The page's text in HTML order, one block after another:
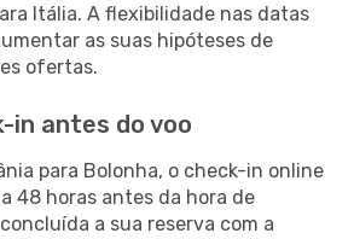
Itália. A flexibilidade nas datas
as suas hipóteses de
ofertas.
in antes do voo
para Bolonha, o check-in online
48 horas antes da hora de
a sua reserva com a